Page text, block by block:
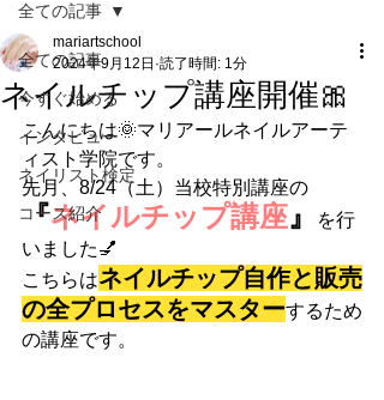
全ての記事
今すぐ始める
インタビュー
ネイリスト検定
コース紹介
全ての記事
ネイルチップ講座開催🎀
mariartschool
2024年9月12日 読了時間: 1分
こんにちは🌞マリアールネイルアーテ
ィスト学院です。
先月、8/24（土）当校特別講座の
『ネイルチップ講座』
を行
いました💅
こちらはネイルチップ自作と販売
の全プロセスをマスターするため
の講座です。